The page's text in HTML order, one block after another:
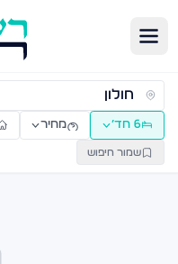
דירות למכירה
6 חד׳ מחיר
שמור חיפוש